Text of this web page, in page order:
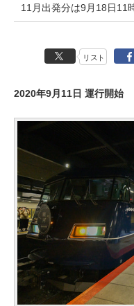
11月出発分は9月18日11
リスト
2020年9月11日 運行開始